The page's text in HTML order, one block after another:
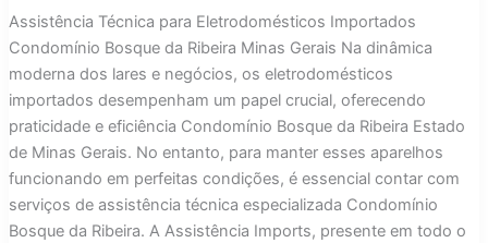
Assistência Técnica para Eletrodomésticos Importados
Condomínio Bosque da Ribeira Minas Gerais Na dinâmica
moderna dos lares e negócios, os eletrodomésticos
importados desempenham um papel crucial, oferecendo
praticidade e eficiência Condomínio Bosque da Ribeira Estado
de Minas Gerais. No entanto, para manter esses aparelhos
funcionando em perfeitas condições, é essencial contar com
serviços de assistência técnica especializada Condomínio
Bosque da Ribeira. A Assistência Imports, presente em todo o